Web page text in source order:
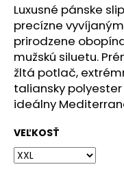
Luxusné pánske
precízne vyvíjaným
prirodzene
mužskú siluetu.
žltá potlač,
taliansky
ideálny
VEĽKOSŤ
O
d
p
o
r
ú
č